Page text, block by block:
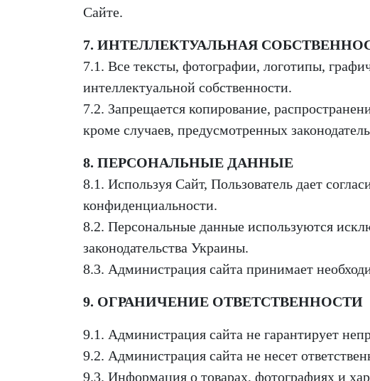
Сайте.
7. ИНТЕЛЛЕКТУАЛЬНАЯ
7.1. Все тексты, фотографии, логотипы,
интеллектуальной собственности.
7.2. Запрещается копирование,
кроме случаев, предусмотренных
8. ПЕРСОНАЛЬНЫЕ ДАННЫЕ
8.1. Используя Сайт, Пользователь дает
конфиденциальности.
8.2. Персональные данные используются
законодательства Украины.
8.3. Администрация сайта принимает
9. ОГРАНИЧЕНИЕ ОТВЕТСТВЕННОСТИ
9.1. Администрация сайта не гарантирует
9.2. Администрация сайта не несет
9.3. Информация о товарах, фотографиях и